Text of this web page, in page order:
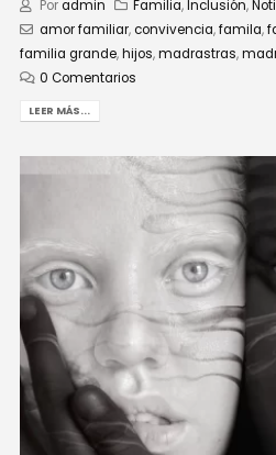
Poradmin Familia,Inclusión,
amor familiar,convivencia,famila,
familia grande,hijos,madrastras,
0 Comentarios
LEER MÁS...